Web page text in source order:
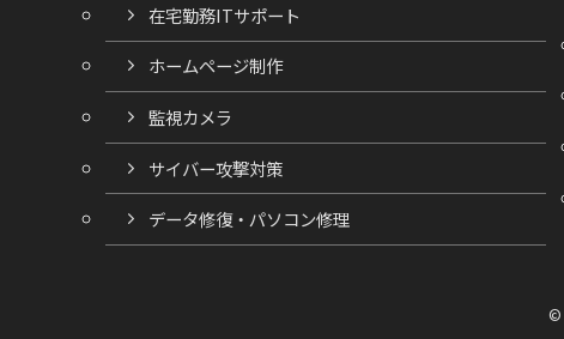
在宅勤務ITサポート
ホームページ制作
監視カメラ
サイバー攻撃対策
データ修復・パソコン修理
©